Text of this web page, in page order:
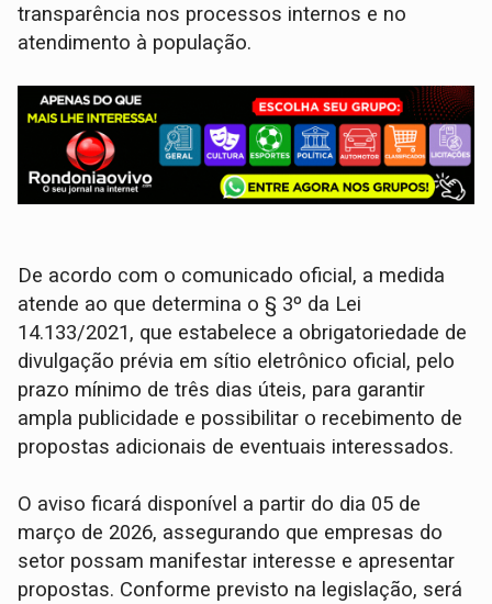
transparência nos processos internos e no
atendimento à população.
De acordo com o comunicado oficial, a medida
atende ao que determina o § 3º da Lei
14.133/2021, que estabelece a obrigatoriedade de
divulgação prévia em sítio eletrônico oficial, pelo
prazo mínimo de três dias úteis, para garantir
ampla publicidade e possibilitar o recebimento de
propostas adicionais de eventuais interessados.
O aviso ficará disponível a partir do dia 05 de
março de 2026, assegurando que empresas do
setor possam manifestar interesse e apresentar
propostas. Conforme previsto na legislação, será